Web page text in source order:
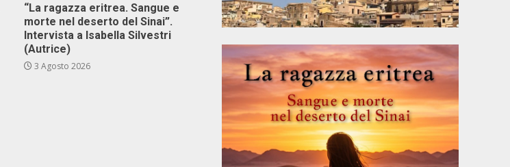
“La ragazza eritrea. Sangue e
morte nel deserto del Sinai”.
Intervista a Isabella Silvestri
(Autrice)
3 Agosto 2026